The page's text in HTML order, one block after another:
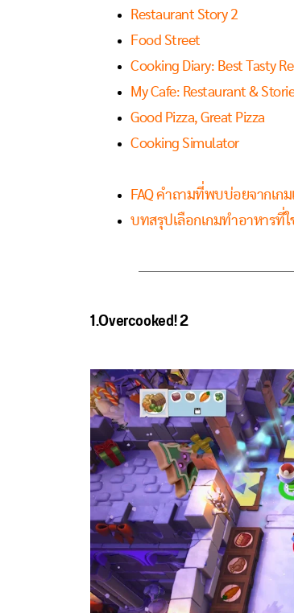
Restaurant Story 2
Food Street
Cooking Diary: Best Tasty
My Cafe: Restaurant &
Good Pizza, Great Pizza
Cooking Simulator
FAQ คำถามที่พบบ่อยจากเกม
บทสรุปเลือกเกมทำอาหารที่
1.Overcooked! 2